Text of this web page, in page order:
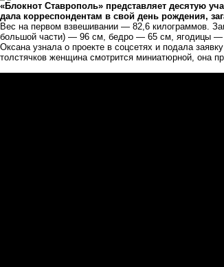
«Блокнот Ставрополь» представляет десятую
дала корреспондентам в свой день рождения,
Вес на первом взвешивании — 82,6 килограммов.
большой части) — 96 см, бедро — 65 см, ягодицы —
Оксана узнала о проекте в соцсетях и подала
толстячков женщина смотрится миниатюрной, она